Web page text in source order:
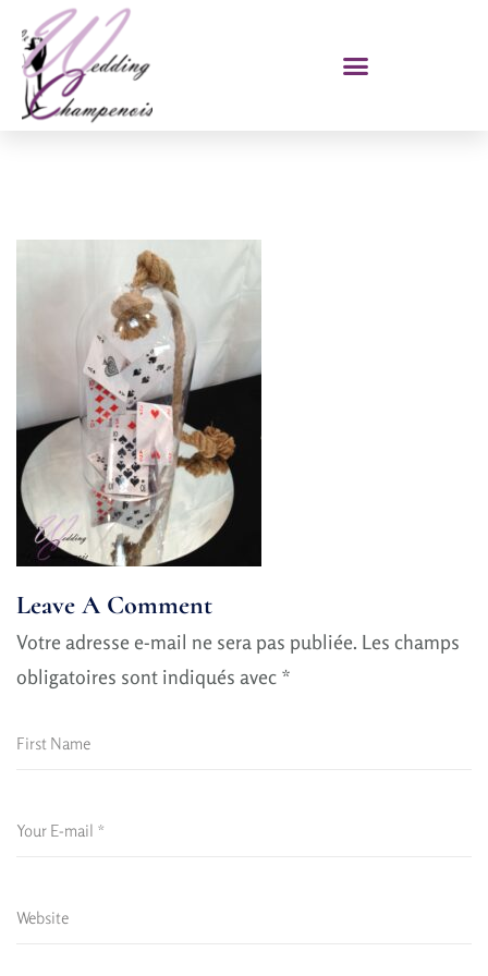
Leave A Comment
Votre adresse e-mail ne sera pas publiée. Les champs
obligatoires sont indiqués avec *